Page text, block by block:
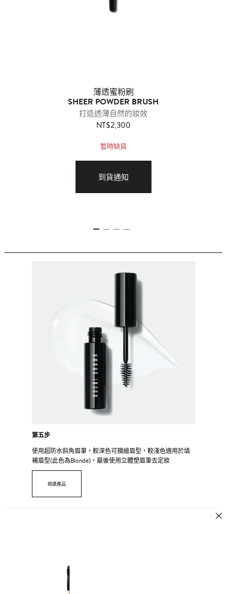
薄透蜜粉刷
SHEER POWDER BRUSH
打造透薄自然的妝效
NT$2,300
暫時缺貨
到貨通知
第五步
使用超防水斜角眉筆，較深色可描繪眉型，較淺色適用於填
補眉型(此色為Blonde)，最後使用立體塑眉筆去定妝
挑選產品